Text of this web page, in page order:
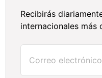
Recibirás
internacionales más